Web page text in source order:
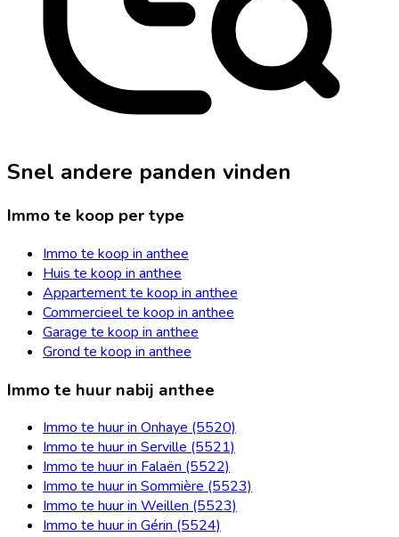
Snel andere panden vinden
Immo te koop per type
Immo te koop in anthee
Huis te koop in anthee
Appartement te koop in anthee
Commercieel te koop in anthee
Garage te koop in anthee
Grond te koop in anthee
Immo te huur nabij anthee
Immo te huur in Onhaye (5520)
Immo te huur in Serville (5521)
Immo te huur in Falaën (5522)
Immo te huur in Sommière (5523)
Immo te huur in Weillen (5523)
Immo te huur in Gérin (5524)